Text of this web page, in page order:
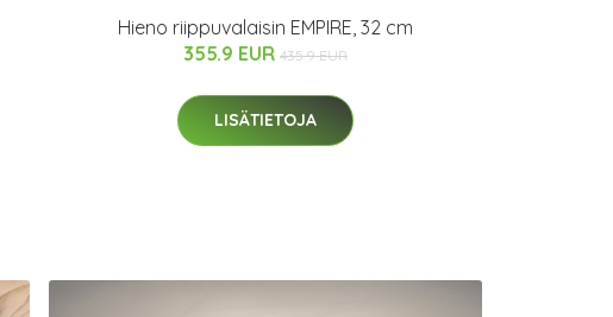
Hieno riippuvalaisin EMPIRE, 32 cm
355.9 EUR 435.9 EUR
LISÄTIETOJA